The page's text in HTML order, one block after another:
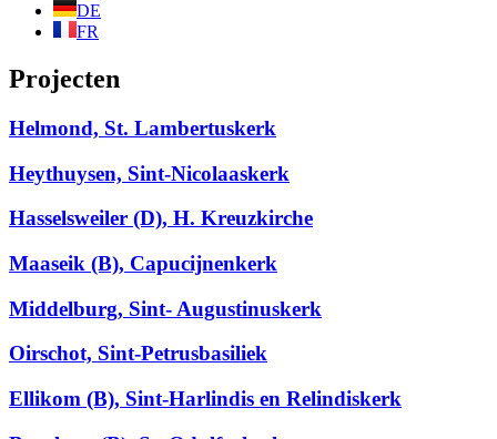
DE
FR
Projecten
Helmond, St. Lambertuskerk
Heythuysen, Sint-Nicolaaskerk
Hasselsweiler (D), H. Kreuzkirche
Maaseik (B), Capucijnenkerk
Middelburg, Sint- Augustinuskerk
Oirschot, Sint-Petrusbasiliek
Ellikom (B), Sint-Harlindis en Relindiskerk